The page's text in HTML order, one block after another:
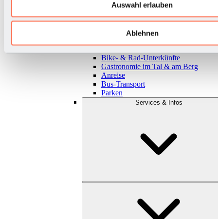
Auswahl erlauben
Ablehnen
Zurück
Bike- & Rad-Unterkünfte
Gastronomie im Tal & am Berg
Anreise
Bus-Transport
Parken
Services & Infos